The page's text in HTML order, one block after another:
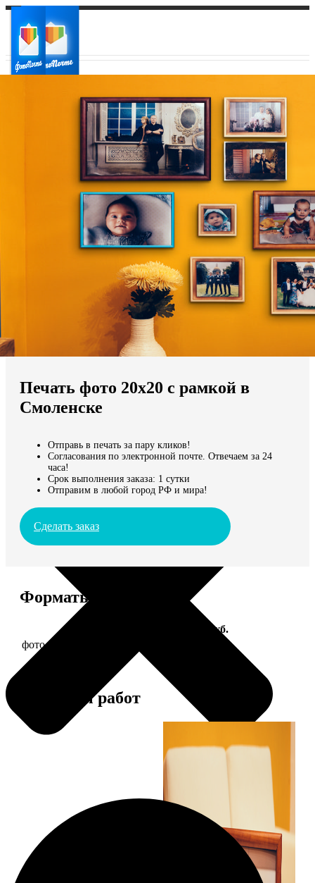
Ваш регион доставки
Выберите из списка:
Мы доставляем по всему миру
Продолжить без города
Печать фото 20х20 с рамкой в
Смоленске
Отправь в печать за пару кликов!
Согласования по электронной почте. Отвечаем за 24
часа!
Срок выполнения заказа: 1 сутки
Отправим в любой город РФ и мира!
Сделать заказ
Форматы и цены
Цена, руб.
фото 20х20 в деревянной рамке
Примеры работ